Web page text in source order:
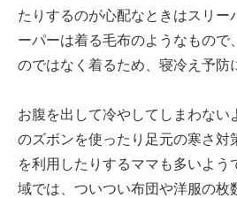
たりするのが心配なときはスリー
ーパーは着る毛布のようなもので
のではなく着るため、寝冷え予防
お腹を出して冷やしてしまわない
のズボンを使ったり足元の寒さ対
を利用したりするママも多いよう
域では、ついつい布団や洋服の枚